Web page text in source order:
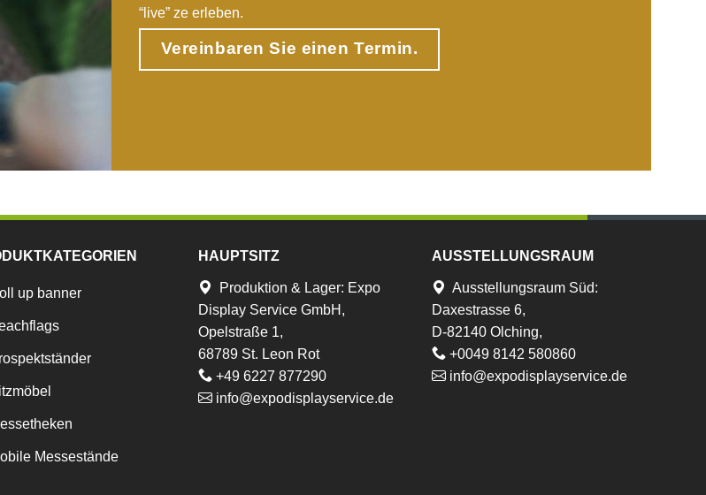
“live” ze erleben.
Vereinbaren Sie einen Termin.
up banner
Messestände
HAUPTSITZ
Produktion & Lager: Expo
Display Service GmbH,
Opelstraße 1,
68789 St. Leon Rot
+49 6227 877290
info@expodisplayservice.de
AUSSTELLUNGSRAUM
Ausstellungsraum Süd:
Daxestrasse 6,
D-82140 Olching,
+0049 8142 580860
info@expodisplayservice.de